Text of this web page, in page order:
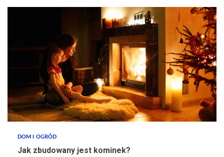
DOM I OGRÓD
Jak zbudowany jest kominek?